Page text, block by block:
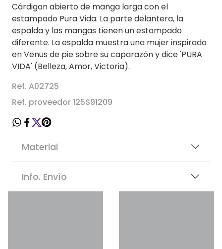
Cárdigan abierto de manga larga con el
estampado Pura Vida. La parte delantera, la
espalda y las mangas tienen un estampado
diferente. La espalda muestra una mujer inspirada
en Venus de pie sobre su caparazón y dice 'PURA
VIDA' (Belleza, Amor, Victoria).
Ref. A02725
Ref. proveedor 125S91209
Material
Info. Envío